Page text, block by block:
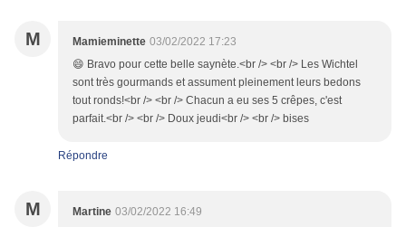
M Mamieminette 03/02/2022 17:23
😄 Bravo pour cette belle saynète.<br /> <br /> Les Wichtel
sont très gourmands et assument pleinement leurs bedons
tout ronds!<br /> <br /> Chacun a eu ses 5 crêpes, c'est
parfait.<br /> <br /> Doux jeudi<br /> <br /> bises
Répondre
M Martine 03/02/2022 16:49